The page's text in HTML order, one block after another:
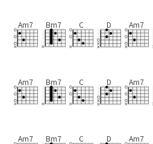
Am7 Bm7 C D Am7
Am7 Bm7 C D Am7
Am7 Bm7 C D Am7